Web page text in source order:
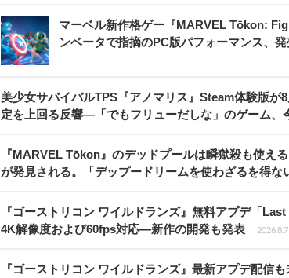
マーベル新作格ゲー『MARVEL Tōkon:
ンベータで指摘のPC版パフォーマンス、
美少女サバイバルTPS『アノマリス』Steam体験版が
定を上回る反響―「でもフリューだしな」のゲーム、
『MARVEL Tōkon』のデッドプールは瞬獄殺も使え
が発見される。「デップードリームを使わざるを得な
『ゴーストリコン ワイルドランズ』無料アプデ「
4K解像度および60fps対応―新作の開発も発表
『ゴーストリコン ワイルドランズ』最新アプデ配信